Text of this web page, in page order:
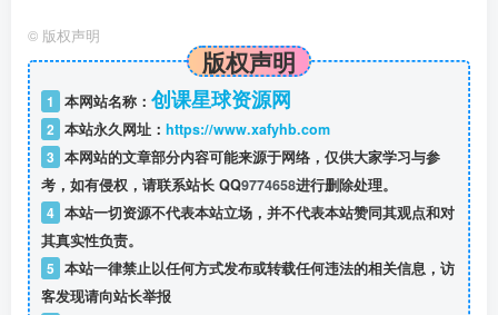
© 版权声明
版权声明
1 本网站名称： 创课星球资源网
2 本站永久网址： https://www.xafyhb.com
3 本网站的文章部分内容可能来源于网络，仅供大家学习与参
考，如有侵权，请联系站长 QQ9774658进行删除处理。
4 本站一切资源不代表本站立场，并不代表本站赞同其观点和对
其真实性负责。
5 本站一律禁止以任何方式发布或转载任何违法的相关信息，访
客发现请向站长举报